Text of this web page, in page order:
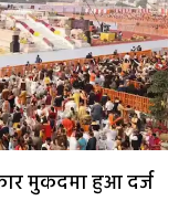
मुकदमा हुआ दर्ज